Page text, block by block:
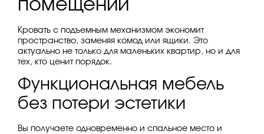
помещений
Кровать с подъемным механизмом экономит
пространство, заменяя комод или ящики. Это
актуально не только для маленьких квартир, но и для
тех, кто ценит порядок.
Функциональная мебель
без потери эстетики
Вы получаете одновременно и спальное место и